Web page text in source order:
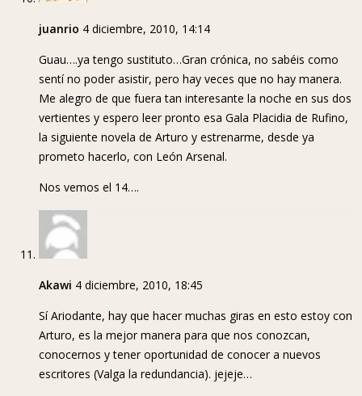
juanrio 4 diciembre, 2010, 14:14
Guau….ya tengo sustituto…Gran crónica, no sabéis como
sentí no poder asistir, pero hay veces que no hay manera.
Me alegro de que fuera tan interesante la noche en sus dos
vertientes y espero leer pronto esa Gala Placidia de Rufino,
la siguiente novela de Arturo y estrenarme, desde ya
prometo hacerlo, con León Arsenal.
Nos vemos el 14….
Akawi 4 diciembre, 2010, 18:45
Sí Ariodante, hay que hacer muchas giras en esto estoy con
Arturo, es la mejor manera para que nos conozcan,
conocernos y tener oportunidad de conocer a nuevos
escritores (Valga la redundancia). jejeje…